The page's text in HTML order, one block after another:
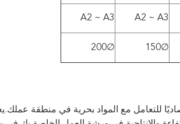
A2 ~ A3
A2 ~ A3
∅150
∅200
للتعامل مع المواد بحرية في منطقة